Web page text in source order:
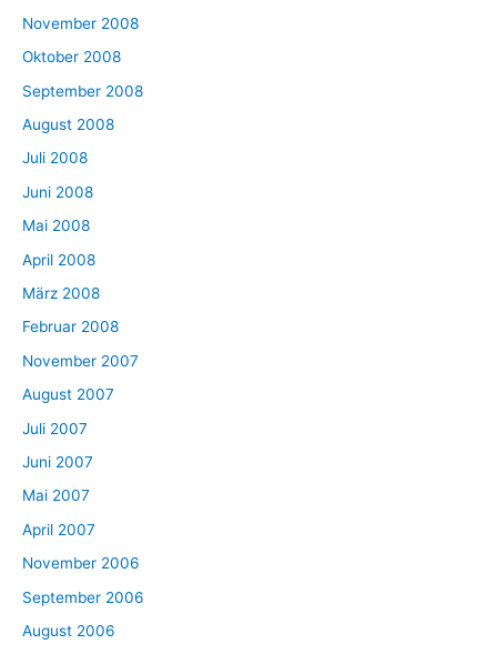
November 2008
Oktober 2008
September 2008
August 2008
Juli 2008
Juni 2008
Mai 2008
April 2008
März 2008
Februar 2008
November 2007
August 2007
Juli 2007
Juni 2007
Mai 2007
April 2007
November 2006
September 2006
August 2006